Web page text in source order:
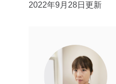
2022年9月28日更新